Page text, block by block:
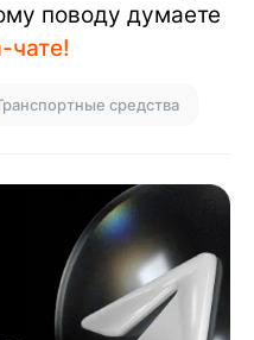
поводу думаете
чате!
средства